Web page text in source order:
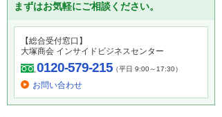
まずはお気軽にご相談ください。
【総合受付窓口】
大塚商会 インサイドビジネスセンター
0120-579-215（平日 9:00～17:30）
お問い合わせ